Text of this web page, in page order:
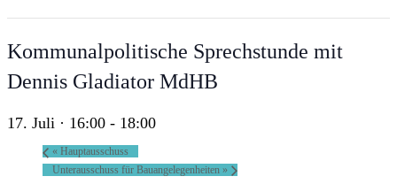
Kommunalpolitische Sprechstunde mit
Dennis Gladiator MdHB
17. Juli · 16:00 - 18:00
« Hauptausschuss
Unterausschuss für Bauangelegenheiten »